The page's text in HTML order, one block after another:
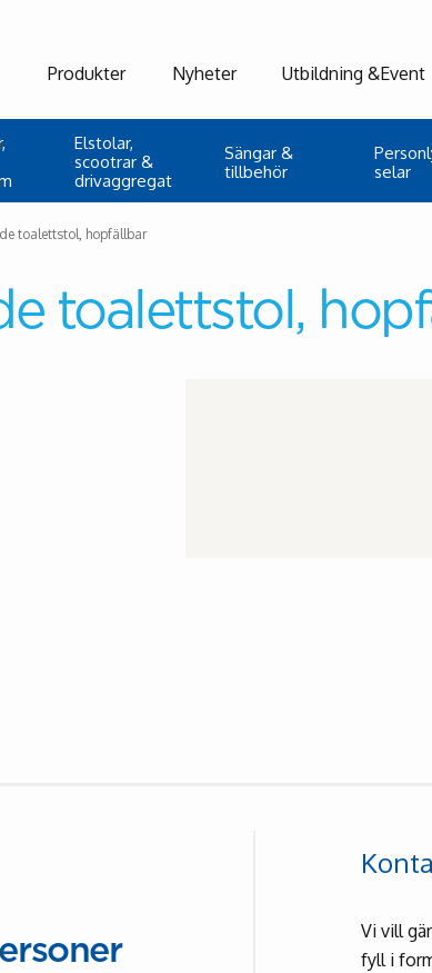
Produkter
Elstolar,
scootrar &
drivaggregat
Sängar &
tillbehör
selar
Nyheter Utbildning &Event
toalettstol, hopfällbar
toalettstol,
Vi vill
fyll i